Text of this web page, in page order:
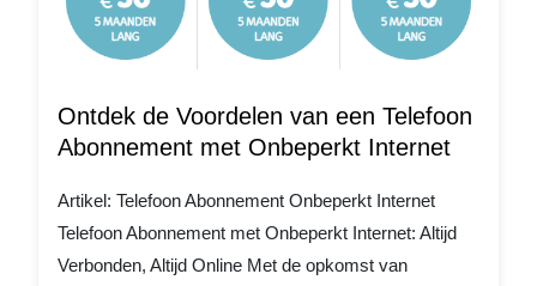
Ontdek de Voordelen van een Telefoon
Abonnement met Onbeperkt Internet
Artikel: Telefoon Abonnement Onbeperkt Internet
Telefoon Abonnement met Onbeperkt Internet: Altijd
Verbonden, Altijd Online Met de opkomst van